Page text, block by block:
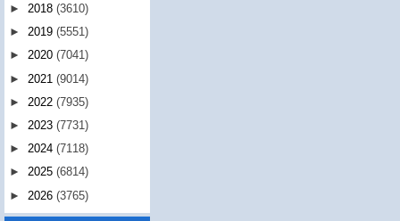
► 2018 (3610)
► 2019 (5551)
► 2020 (7041)
► 2021 (9014)
► 2022 (7935)
► 2023 (7731)
► 2024 (7118)
► 2025 (6814)
► 2026 (3765)